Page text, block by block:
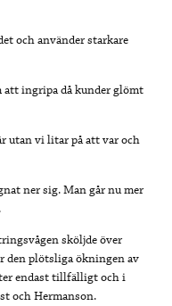
och använder starkare
ingripa då kunder glömt
utan vi litar på att var och
ner sig. Man går nu mer
sköljde över
den plötsliga ökningen av
endast tillfälligt och i
och Hermanson.